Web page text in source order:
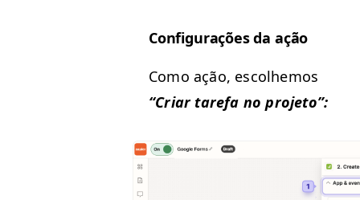
Con­fig­u­rações da ação
Como ação, escol­he­mos
“Cri­ar tare­fa no projeto”: